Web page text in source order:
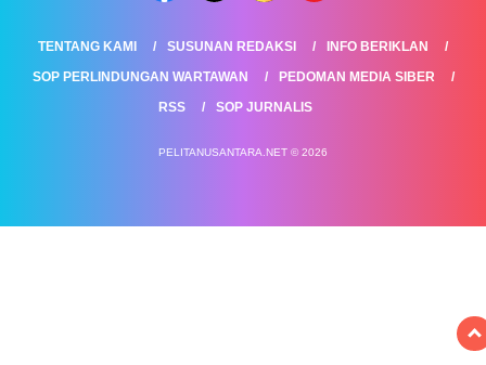
TENTANG KAMI SUSUNAN REDAKSI
INFO BERIKLAN
SOP PERLINDUNGAN WARTAWAN
PEDOMAN MEDIA SIBER
RSS
SOP JURNALIS
PELITANUSANTARA.NET © 2026